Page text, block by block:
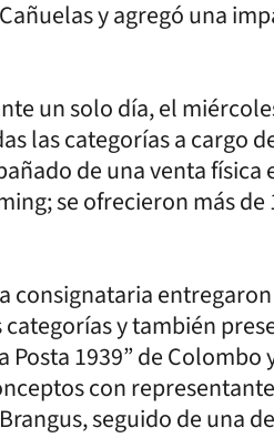
y agregó una
un solo día, el
las categorías a cargo
de una venta física
se ofrecieron más de
consignataria
y también
1939” de Colombo
con
seguido de una